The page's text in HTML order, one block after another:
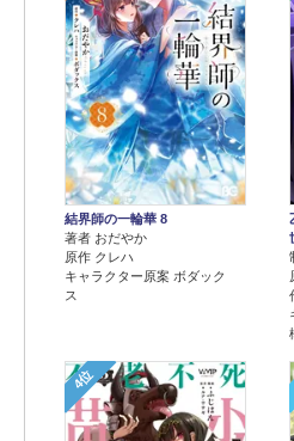
結界師の一輪華 8
著者 おだやか
原作 クレハ
キャラクター原案 ボダック
ス
4位